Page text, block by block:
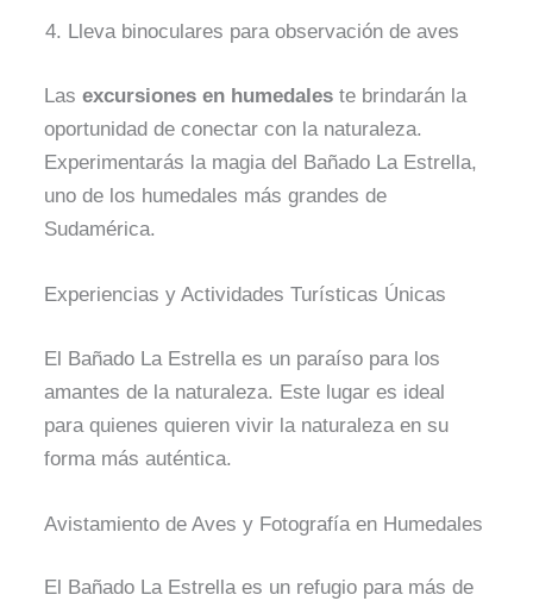
Lleva binoculares para observación de aves
Las excursiones en humedales te brindarán la
oportunidad de conectar con la naturaleza.
Experimentarás la magia del Bañado La Estrella,
uno de los humedales más grandes de
Sudamérica.
Experiencias y Actividades Turísticas Únicas
El Bañado La Estrella es un paraíso para los
amantes de la naturaleza. Este lugar es ideal
para quienes quieren vivir la naturaleza en su
forma más auténtica.
Avistamiento de Aves y Fotografía en Humedales
El Bañado La Estrella es un refugio para más de